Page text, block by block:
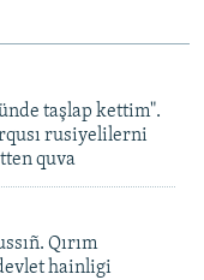
taşlap kettim".
rusiyelilerni
quva
Qırım
hainligi